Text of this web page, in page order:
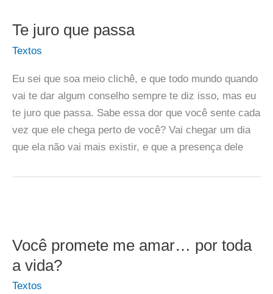
Te juro que passa
Textos
Eu sei que soa meio clichê, e que todo mundo quando
vai te dar algum conselho sempre te diz isso, mas eu
te juro que passa. Sabe essa dor que você sente cada
vez que ele chega perto de você? Vai chegar um dia
que ela não vai mais existir, e que a presença dele
Você promete me amar… por toda
a vida?
Textos